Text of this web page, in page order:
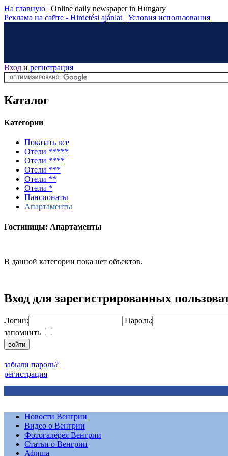
На главную | Online daily newspaper in Hungary
Реклама на сайте - Hirdetési ajánlat | Условия использования
Вход и регистрация
Каталог
Категории
Показать все
Отели *****
Отели ****
Отели ***
Отели **
Отели *
Пансионаты
Апартаменты
Гостиницы: Апартаменты
В данной категории пока нет объектов.
Вход для зарегистрированных
Логин:
Пароль:
запомнить
забыли пароль?
регистрация
Новости Венгрии
Видео о Венгрии
Фотогалерея Венгрии
Статьи о Венгрии
Афиша